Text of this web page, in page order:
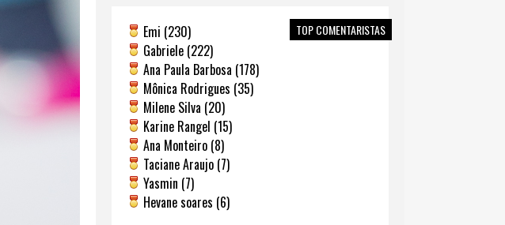
TOP COMENTARISTAS
Emi (230)
Gabriele (222)
Ana Paula Barbosa (178)
Mônica Rodrigues (35)
Milene Silva (20)
Karine Rangel (15)
Ana Monteiro (8)
Taciane Araujo (7)
Yasmin (7)
Hevane soares (6)